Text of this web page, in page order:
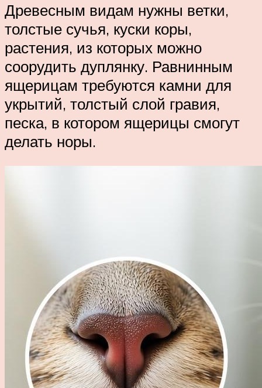
Древесным видам нужны ветки,
толстые сучья, куски коры,
растения, из которых можно
соорудить дуплянку. Равнинным
ящерицам требуются камни для
укрытий, толстый слой гравия,
песка, в котором ящерицы смогут
делать норы.